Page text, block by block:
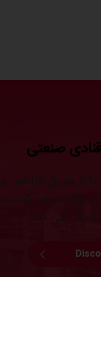
صنعتی
از طریق فراهم
برای بهبود
کمک می کند.